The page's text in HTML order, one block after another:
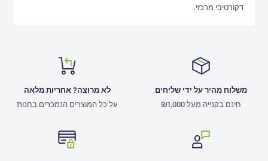
דקורטיבי מרכזי.
משלוח מהיר על ידי שליחים
חינם בקנייה מעל ₪1,000
לא מרוצה? אחריות מלאה
על כל המוצרים הנמכרים בחנות